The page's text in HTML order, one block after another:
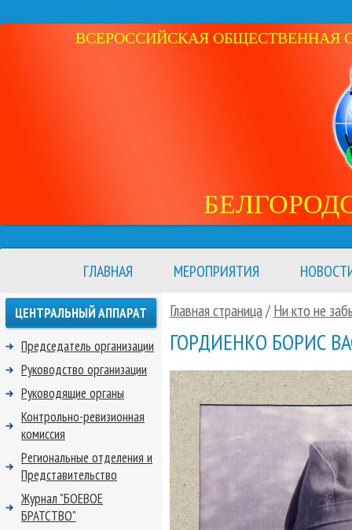
ВСЕРОССИЙСКАЯ ОБЩЕСТВЕННАЯ
ГЛАВНАЯ МЕРОПРИЯТИЯ
Главная страница/ Ни кто не
ГОРДИЕНКО БОРИС
ЦЕНТРАЛЬНЫЙ АППАРАТ
Председатель организации
Руководство организации
Руководящие органы
Контрольно-ревизионная
комиссия
Региональные отделения и
Представительство
Журнал "БОЕВОЕ
БРАТСТВО"